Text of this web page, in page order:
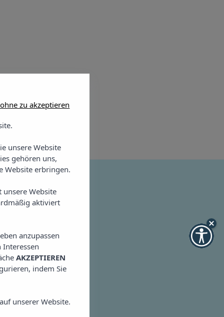
zu akzeptieren
unsere Website
gehören uns,
Website erbringen.
unsere Website
aktiviert
anzupassen
AKZEPTIEREN
indem Sie
unserer Website.